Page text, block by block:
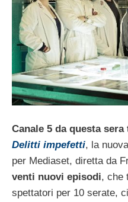
Canale 5 da questa
Delitti impefetti, la
per Mediaset, diretta da
venti nuovi episodi, che
spettatori per 10 serate,